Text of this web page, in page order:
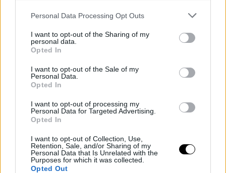
Personal Data Processing Opt Outs
I want to opt-out of the Sharing of my
personal data.
Opted In
I want to opt-out of the Sale of my
Personal Data.
Opted In
I want to opt-out of processing my
Personal Data for Targeted Advertising.
Opted In
I want to opt-out of Collection, Use,
Retention, Sale, and/or Sharing of my
Personal Data that Is Unrelated with the
Purposes for which it was collected.
Opted Out
Okos telefon, nyugodt szívvel:
Android-védelem a háttérben
Az okostelefonok mára mindennapi életünk
nélkülözhetetlen részévé váltak, hiszen pénzügyeinket,
kezeljük. Az Android biztonság erősítése nem igényel
drasztikus változtatásokat